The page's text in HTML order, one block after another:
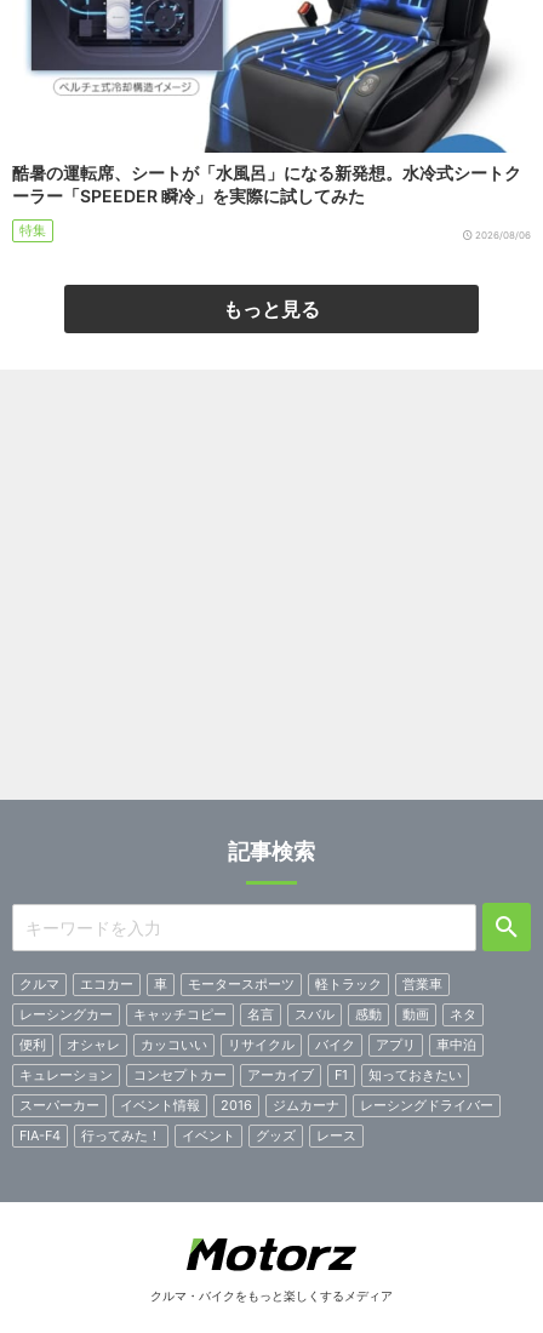
酷暑の運転席、シートが「水風呂」になる新発想。水冷式シートク
ーラー「SPEEDER 瞬冷」を実際に試してみた
特集 2026/08/06
もっと見る
記事検索
クルマ エコカー 車 モータースポーツ 軽トラック
営業車
レーシングカー
キャッチコピー 名言 スバル 感動 動画
ネタ
便利
オシャレ カッコいい リサイクル バイク アプリ
車中泊
キュレーション
コンセプトカー アーカイブ F1
知っておきたい
スーパーカー
イベント情報 2016 ジムカーナ
レーシングドライバー
FIA-F4
行ってみた！ イベント グッズ レース
クルマ・バイクをもっと楽しくするメディア